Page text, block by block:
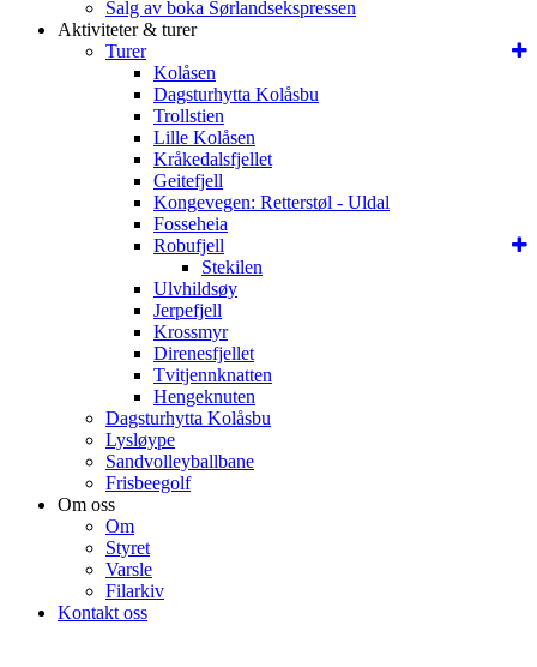
Salg av boka Sørlandsekspressen
Aktiviteter & turer
Turer
Kolåsen
Dagsturhytta Kolåsbu
Trollstien
Lille Kolåsen
Kråkedalsfjellet
Geitefjell
Kongevegen: Retterstøl - Uldal
Fosseheia
Robufjell
Stekilen
Ulvhildsøy
Jerpefjell
Krossmyr
Direnesfjellet
Tvitjennknatten
Hengeknuten
Dagsturhytta Kolåsbu
Lysløype
Sandvolleyballbane
Frisbeegolf
Om oss
Om
Styret
Varsle
Filarkiv
Kontakt oss